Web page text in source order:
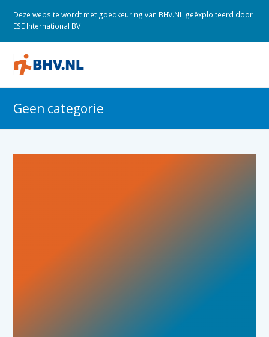
Deze website wordt met goedkeuring van BHV.NL geëxploiteerd door
ESE International BV
Geen categorie